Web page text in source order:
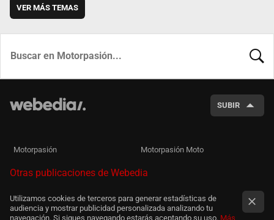
VER MÁS TEMAS
SUBIR
Motorpasión Motorpasión Moto
Otras publicaciones de Webedia
Utilizamos cookies de terceros para generar estadísticas de
audiencia y mostrar publicidad personalizada analizando tu
navegación. Si sigues navegando estarás aceptando su uso. Más